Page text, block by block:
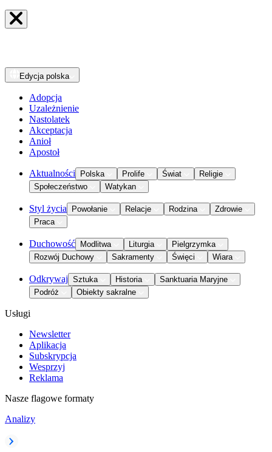
Edycja polska
Adopcja
Uzależnienie
Nastolatek
Akceptacja
Anioł
Apostoł
Aktualności Polska Prolife Świat
Religie
Społeczeństwo
Watykan
Styl życia Powołanie Relacje Rodzina
Zdrowie
Praca
Duchowość Modlitwa Liturgia
Pielgrzymka
Rozwój Duchowy
Sakramenty Święci Wiara
Odkrywaj Sztuka Historia
Sanktuaria Maryjne
Podróż
Obiekty sakralne
Usługi
Newsletter
Aplikacja
Subskrypcja
Wesprzyj
Reklama
Nasze flagowe formaty
Analizy